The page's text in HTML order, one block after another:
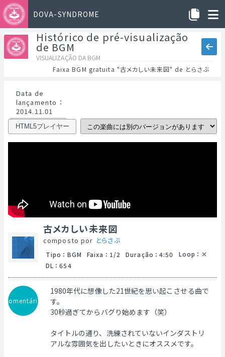
DOVA-SYNDROME
Histórico de pré-visualização
de BGM
VISUALIZAÇÃO DA BGM
Faixa BGM gratuita "古メカしい未来図" de とらさぶ
Data de
lançamento ：
2014.11.01
HTML5プレイヤー
古メカしい未来図
composto por とらさぶ
Tipo ： BGM Faixa ： 1/2 Duração ： 4:50 Loop ：
DL ： 654
Comentário
1980年代に想像した21世紀を思い起こさせる曲で
す。
30秒過ぎてからバグり始めます（笑）
タイトルの通り、洗練されていないインダストリ
アルな雰囲気を出したいときにオススメです。